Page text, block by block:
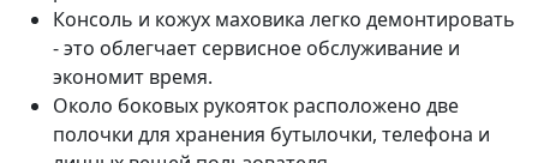
Консоль и кожух маховика легко демонтировать
- это облегчает сервисное обслуживание и
экономит время.
Около боковых рукояток расположено две
полочки для хранения бутылочки, телефона и